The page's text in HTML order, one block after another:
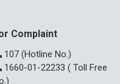
Complaint
107 (Hotline No.)
1660-01-22233 ( Toll Free